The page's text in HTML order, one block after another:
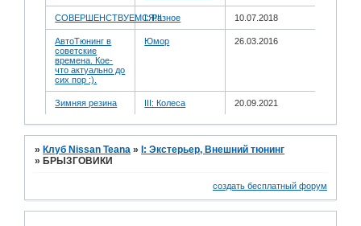
СОВЕРШЕНСТВУЕМСЯ!!!I: Разное 10.07.2018
АвтоТюнинг в
советские
времена. Кое-
что актуально до
сих пор :).
Юмор 26.03.2016
Зимняя резина III: Колеса 20.09.2021
»Клуб Nissan Teana »I: Экстерьер, Внешний тюнинг
»БРЫЗГОВИКИ
создать бесплатный форум